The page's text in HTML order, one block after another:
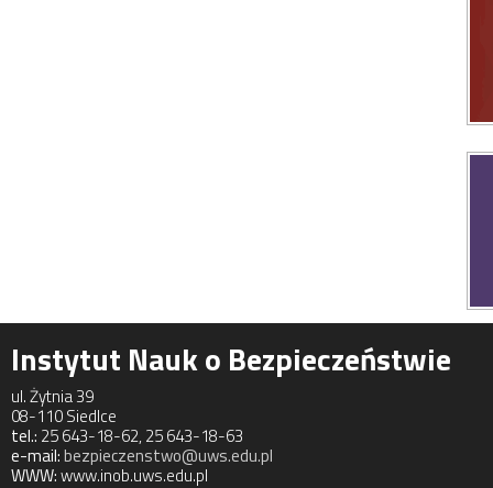
Instytut Nauk o Bezpieczeństwie
ul. Żytnia 39
08-110 Siedlce
tel.: 25 643-18-62, 25 643-18-63
e-mail:bezpieczenstwo@uws.edu.pl
WWW:www.inob.uws.edu.pl